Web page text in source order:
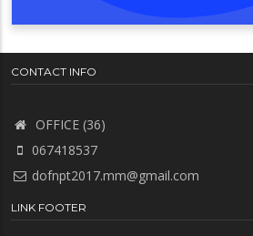
CONTACT INFO
OFFICE (36)
067418537
dofnpt2017.mm@gmail.com
LINK FOOTER